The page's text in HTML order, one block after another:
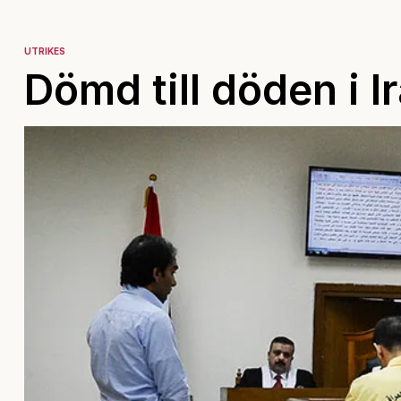
UTRIKES
Dömd till döden i